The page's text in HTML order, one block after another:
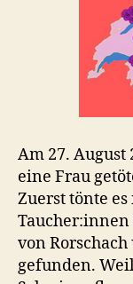
Am 27. August
eine Frau
Zuerst tönte
Taucher:innen
von
gefunden.